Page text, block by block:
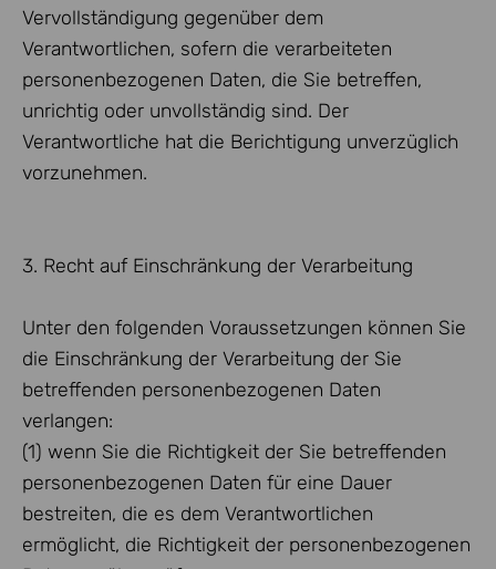
Vervollständigung gegenüber dem
Verantwortlichen, sofern die verarbeiteten
personenbezogenen Daten, die Sie betreffen,
unrichtig oder unvollständig sind. Der
Verantwortliche hat die Berichtigung unverzüglich
vorzunehmen.
3. Recht auf Einschränkung der Verarbeitung
Unter den folgenden Voraussetzungen können Sie
die Einschränkung der Verarbeitung der Sie
betreffenden personenbezogenen Daten
verlangen:
(1) wenn Sie die Richtigkeit der Sie betreffenden
personenbezogenen Daten für eine Dauer
bestreiten, die es dem Verantwortlichen
ermöglicht, die Richtigkeit der personenbezogenen